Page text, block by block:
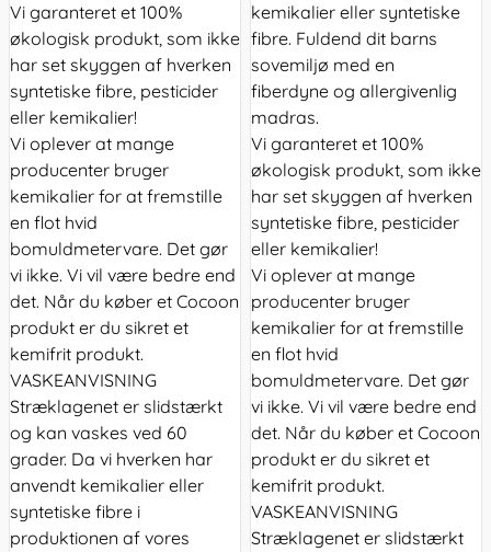
Vi garanteret et 100%
økologisk produkt, som ikke
har set skyggen af hverken
syntetiske fibre, pesticider
eller kemikalier!
Vi oplever at mange
producenter bruger
kemikalier for at fremstille
en flot hvid
bomuldmetervare. Det gør
vi ikke. Vi vil være bedre end
det. Når du køber et Cocoon
produkt er du sikret et
kemifrit produkt.
VASKEANVISNING
Stræklagenet er slidstærkt
og kan vaskes ved 60
grader. Da vi hverken har
anvendt kemikalier eller
syntetiske fibre i
produktionen af vores
kemikalier eller syntetiske
fibre. Fuldend dit barns
sovemiljø med en
fiberdyne og allergivenlig
madras.
Vi garanteret et 100%
økologisk produkt, som ikke
har set skyggen af hverken
syntetiske fibre, pesticider
eller kemikalier!
Vi oplever at mange
producenter bruger
kemikalier for at fremstille
en flot hvid
bomuldmetervare. Det gør
vi ikke. Vi vil være bedre end
det. Når du køber et Cocoon
produkt er du sikret et
kemifrit produkt.
VASKEANVISNING
Stræklagenet er slidstærkt